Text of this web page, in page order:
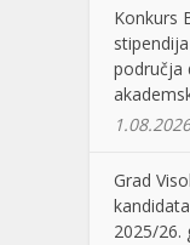
Konkurs
područja
Grad
2025/26.